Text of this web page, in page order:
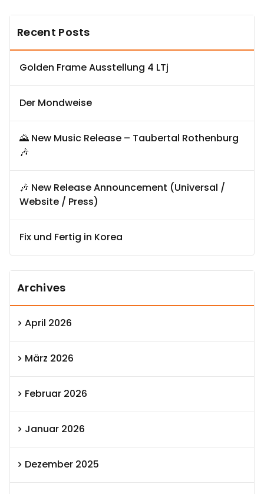
Recent Posts
Golden Frame Ausstellung 4 LTj
Der Mondweise
🌄 New Music Release – Taubertal Rothenburg
🎶
🎶 New Release Announcement (Universal /
Website / Press)
Fix und Fertig in Korea
Archives
April 2026
März 2026
Februar 2026
Januar 2026
Dezember 2025